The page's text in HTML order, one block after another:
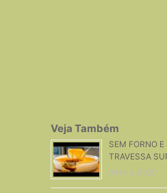
Veja Também
SEM FORNO
TRAVESSA
9 Maio, 2020